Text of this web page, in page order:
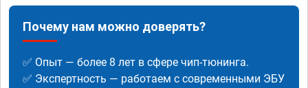
Почему нам можно доверять?
✅ Опыт — более 8 лет в сфере чип-тюнинга.
✅ Экспертность — работаем с современными ЭБУ